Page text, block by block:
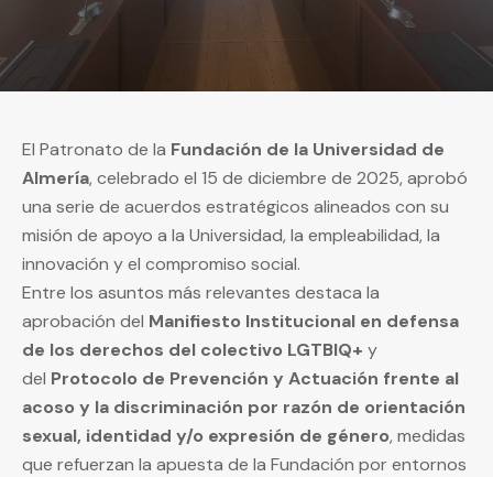
El Patronato de la Fundación de la Universidad de
Almería, celebrado el 15 de diciembre de 2025, aprobó
una serie de acuerdos estratégicos alineados con su
misión de apoyo a la Universidad, la empleabilidad, la
innovación y el compromiso social.
Entre los asuntos más relevantes destaca la
aprobación del Manifiesto Institucional en defensa
de los derechos del colectivo LGTBIQ+ y
del Protocolo de Prevención y Actuación frente al
acoso y la discriminación por razón de orientación
sexual, identidad y/o expresión de género, medidas
que refuerzan la apuesta de la Fundación por entornos